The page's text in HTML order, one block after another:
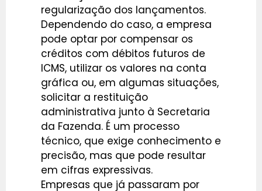
regularização dos lançamentos.
Dependendo do caso, a empresa
pode optar por compensar os
créditos com débitos futuros de
ICMS, utilizar os valores na conta
gráfica ou, em algumas situações,
solicitar a restituição
administrativa junto à Secretaria
da Fazenda. É um processo
técnico, que exige conhecimento e
precisão, mas que pode resultar
em cifras expressivas.
Empresas que já passaram por